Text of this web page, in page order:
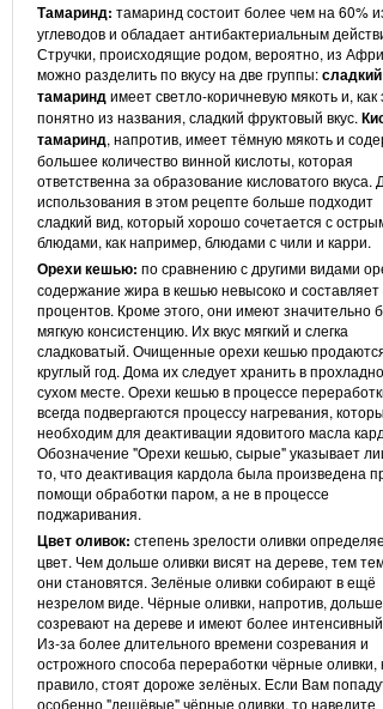
Тамаринд: тамаринд состоит более чем на 60%
углеводов и обладает антибактериальным
Стручки, происходящие родом, вероятно, из
можно разделить по вкусу на две группы:сладкий
тамариндимеет светло-коричневую мякоть и, как
понятно из названия, сладкий фруктовый вкус.
тамаринд, напротив, имеет тёмную мякоть и
большее количество винной кислоты, которая
ответственна за образование кисловатого вкуса.
использования в этом рецепте больше подходит
сладкий вид, который хорошо сочетается с
блюдами, как например, блюдами с чили и карри.
Орехи кешью: по сравнению с другими видами
содержание жира в кешью невысоко и составляет
процентов. Кроме этого, они имеют значительно
мягкую консистенцию. Их вкус мягкий и слегка
сладковатый. Очищенные орехи кешью
круглый год. Дома их следует хранить в
сухом месте. Орехи кешью в процессе
всегда подвергаются процессу нагревания,
необходим для деактивации ядовитого масла
Обозначение "Орехи кешью, сырые" указывает
то, что деактивация кардола была произведена
помощи обработки паром, а не в процессе
поджаривания.
Цвет оливок: степень зрелости оливки
цвет. Чем дольше оливки висят на дереве, тем
они становятся. Зелёные оливки собирают в ещё
незрелом виде. Чёрные оливки, напротив, дольше
созревают на дереве и имеют более интенсивный
Из-за более длительного времени созревания и
острожного способа переработки чёрные оливки,
правило, стоят дороже зелёных. Если Вам
особенно "дешёвые" чёрные оливки, то наведите